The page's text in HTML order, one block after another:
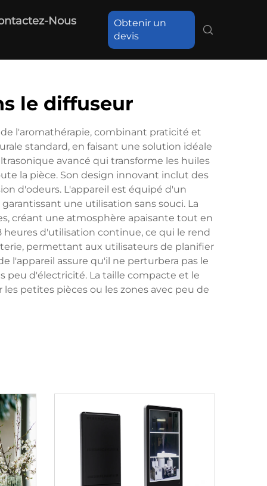
Nous
Obtenir un
devis
le diffuseur
l'aromathérapie, combinant praticité et
standard, en faisant une solution idéale
avancé qui transforme les huiles
la pièce. Son design innovant inclut des
d'odeurs. L'appareil est équipé d'un
une utilisation sans souci. La
créant une atmosphère apaisante tout en
d'utilisation continue, ce qui le rend
permettant aux utilisateurs de planifier
l'appareil assure qu'il ne perturbera pas le
peu d'électricité. La taille compacte et le
petites pièces ou les zones avec peu de